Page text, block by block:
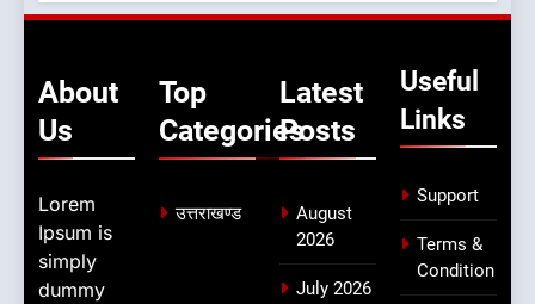
About
Us
Lorem
Ipsum is
simply
dummy
Top
Categories
उत्तराखण्ड
Latest
Posts
August
2026
July 2026
Useful
Links
Support
Terms &
Condition